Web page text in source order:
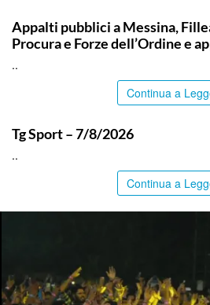
Appalti pubblici a Messina,
Procura e Forze dell’Ordine e
..
Continua a
Tg Sport – 7/8/2026
..
Continua a